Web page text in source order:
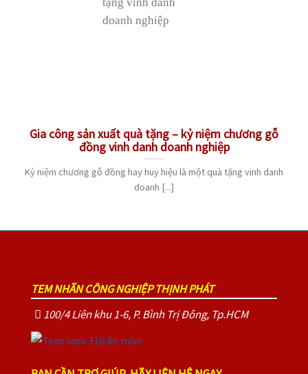
Gia công sản xuất quà tặng – kỷ niệm chương gỗ
đồng vinh danh doanh nghiệp
Kỷ niệm chương gỗ đồng hay huy hiệu là một quà tặng vinh danh
doanh [...]
TEM NHÃN CÔNG NGHIỆP THỊNH PHÁT
100/4 Liên khu 1-6, P. Bình Trị Đông, Tp.HCM